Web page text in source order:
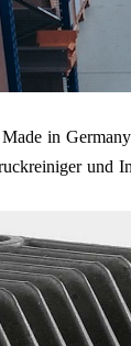
in
und